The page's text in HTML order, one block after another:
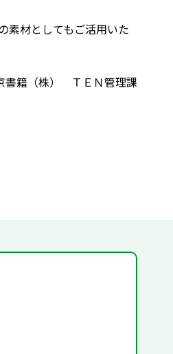
素材としてもご活用いた
書籍（株） ＴＥＮ管理課